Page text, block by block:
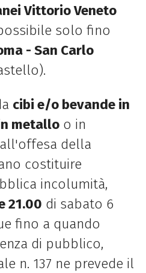
Vittorio Veneto
solo fino
- San Carlo
cibi e/o bevande in
metalloo in
della
costituire
incolumità,
21.00 di sabato 6
fino a quando
di pubblico,
n. 137 ne prevede il